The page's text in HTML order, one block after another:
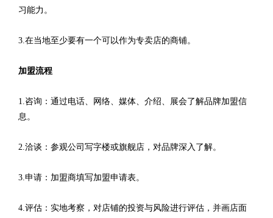
习能力。
3.在当地至少要有一个可以作为专卖店的商铺。
加盟流程
1.咨询：通过电话、网络、媒体、介绍、展会了解品牌加盟信
息。
2.洽谈：参观公司写字楼或旗舰店，对品牌深入了解。
3.申请：加盟商填写加盟申请表。
4.评估：实地考察，对店铺的投资与风险进行评估，并画店面